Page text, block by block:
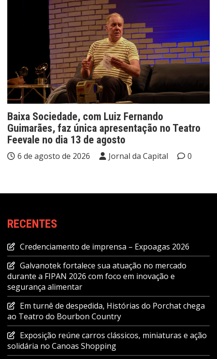
Baixa Sociedade, com Luiz Fernando
Guimarães, faz única apresentação no Teatro
Feevale no dia 13 de agosto
6 de agosto de 2026 Jornal da Capital 0
RECENTES
Credenciamento de imprensa – Expoagas 2026
Galvanotek fortalece sua atuação no mercado
durante a FIPAN 2026 com foco em inovação e
segurança alimentar
Em turnê de despedida, Histórias do Porchat chega
ao Teatro do Bourbon Country
Exposição reúne carros clássicos, miniaturas e ação
solidária no Canoas Shopping